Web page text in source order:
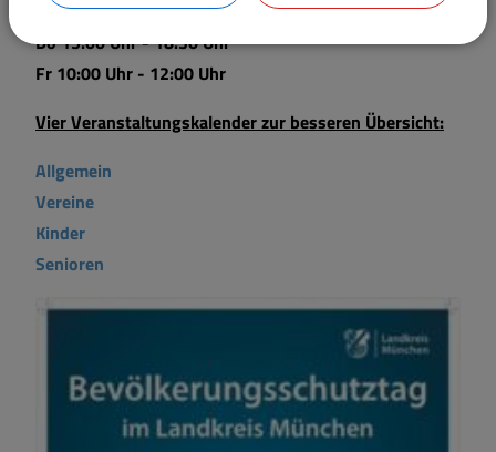
Mi 15:00 Uhr - 20:00 Uhr
Do 15:00 Uhr - 18:30 Uhr
Fr 10:00 Uhr - 12:00 Uhr
Vier Veranstaltungskalender zur besseren Übersicht:
Allgemein
Vereine
Kinder
Senioren